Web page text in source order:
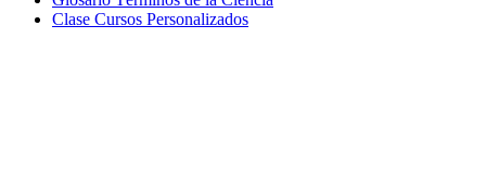
Clase Cursos Personalizados